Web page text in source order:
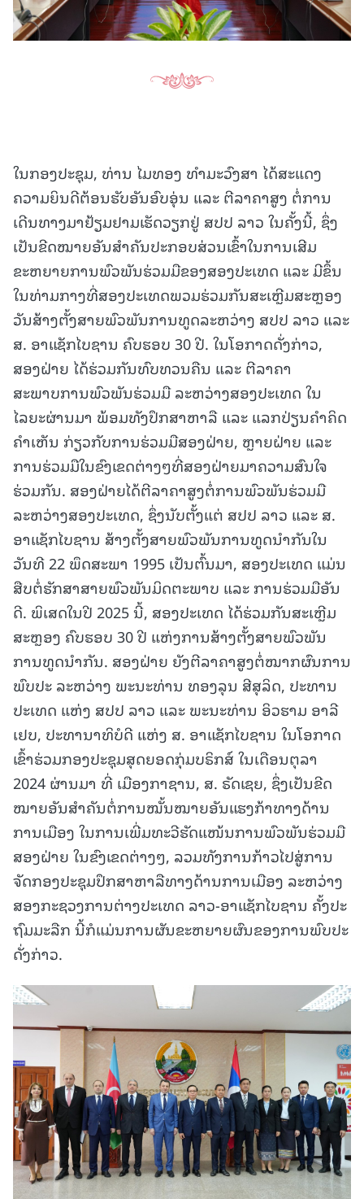
ໃນກອງປະຊຸມ, ທ່ານ ໄມທອງ ທໍາມະວົງສາ ໄດ້ສະແດງ
ຄວາມຍິນດີຕ້ອນຮັບອັນອົບອຸ່ນ ແລະ ຕີລາຄາສູງ ຕໍ່ການ
ເດີນທາງມາຢ້ຽມຢາມເຮັດວຽກຢູ່ ສປປ ລາວ ໃນຄັ້ງນີ້, ຊຶ່ງ
ເປັນຂີດໝາຍອັນສຳຄັນປະກອບສ່ວນເຂົ້າໃນການເສີມ
ຂະຫຍາຍການພົວພັນຮ່ວມມືຂອງສອງປະເທດ ແລະ ມີຂຶ້ນ
ໃນທ່າມກາງທີ່ສອງປະເທດພວມຮ່ວມກັນສະເຫຼີມສະຫຼອງ
ວັນສ້າງຕັ້ງສາຍພົວພັນການທູດລະຫວ່າງ ສປປ ລາວ ແລະ
ສ. ອາແຊັກໄບຊານ ຄົບຮອບ 30 ປີ. ໃນໂອກາດດັ່ງກ່າວ,
ສອງຝ່າຍ ໄດ້ຮ່ວມກັນທົບທວນຄືນ ແລະ ຕີລາຄາ
ສະພາບການພົວພັນຮ່ວມມື ລະຫວ່າງສອງປະເທດ ໃນ
ໄລຍະຜ່ານມາ ພ້ອມທັງປຶກສາຫາລື ແລະ ແລກປ່ຽນຄໍາຄິດ
ຄໍາເຫັນ ກ່ຽວກັບການຮ່ວມມືສອງຝ່າຍ, ຫຼາຍຝ່າຍ ແລະ
ການຮ່ວມມືໃນຂົງເຂດຕ່າງໆທີ່ສອງຝ່າຍມາຄວາມສົນໃຈ
ຮ່ວມກັນ. ສອງຝ່າຍໄດ້ຕີລາຄາສູງຕໍ່ການພົວພັນຮ່ວມມື
ລະຫວ່າງສອງປະເທດ, ຊຶ່ງນັບຕັ້ງແຕ່ ສປປ ລາວ ແລະ ສ.
ອາແຊັກໄບຊານ ສ້າງຕັ້ງສາຍພົວພັນການທູດນຳກັນໃນ
ວັນທີ 22 ພຶດສະພາ 1995 ເປັນຕົ້ນມາ, ສອງປະເທດ ແມ່ນ
ສືບຕໍ່ຮັກສາສາຍພົວພັນມິດຕະພາບ ແລະ ການຮ່ວມມືອັນ
ດີ. ພິເສດໃນປີ 2025 ນີ້, ສອງປະເທດ ໄດ້ຮ່ວມກັນສະເຫຼີມ
ສະຫຼອງ ຄົບຮອບ 30 ປີ ແຫ່ງການສ້າງຕັ້ງສາຍພົວພັນ
ການທູດນໍາກັນ. ສອງຝ່າຍ ຍັງຕີລາຄາສູງຕໍ່ໝາກຜົນການ
ພົບປະ ລະຫວ່າງ ພະນະທ່ານ ທອງລຸນ ສີສຸລິດ, ປະທານ
ປະເທດ ແຫ່ງ ສປປ ລາວ ແລະ ພະນະທ່ານ ອິວຮາມ ອາລີ
ເຢບ, ປະທານາທິບໍດີ ແຫ່ງ ສ. ອາແຊັກໄບຊານ ໃນໂອກາດ
ເຂົ້າຮ່ວມກອງປະຊຸມສຸດຍອດກຸ່ມບຣິກສ໌ ໃນເດືອນຕຸລາ
2024 ຜ່ານມາ ທີ່ ເມືອງກາຊານ, ສ. ຣັດເຊຍ, ຊຶ່ງເປັນຂີດ
ໝາຍອັນສໍາຄັນຕໍ່ການໝັ້ນໝາຍອັນແຮງກ້າທາງດ້ານ
ການເມືອງ ໃນການເພີ່ມທະວີຮັດແໜ້ນການພົວພັນຮ່ວມມື
ສອງຝ່າຍ ໃນຂົງເຂດຕ່າງໆ, ລວມທັງການກ້າວໄປສູ່ການ
ຈັດກອງປະຊຸມປຶກສາຫາລືທາງດ້ານການເມືອງ ລະຫວ່າງ
ສອງກະຊວງການຕ່າງປະເທດ ລາວ-ອາແຊັກໄບຊານ ຄັ້ງປະ
ຖົມມະລືກ ນີ້ກໍແມ່ນການຜັນຂະຫຍາຍຜົນຂອງການພົບປະ
ດັ່ງກ່າວ.